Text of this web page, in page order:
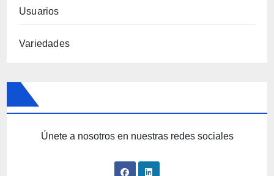
Usuarios
Variedades
Únete a nosotros en nuestras redes sociales